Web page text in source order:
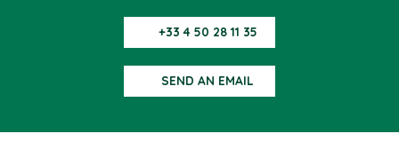
+33 4 50 28 11 35
SEND AN EMAIL